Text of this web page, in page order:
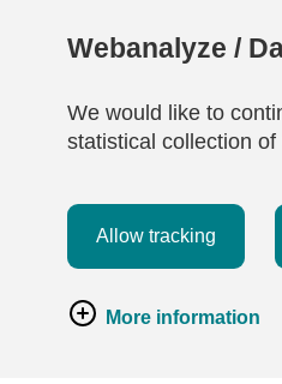
Webanalyze /
We would like to
statistical collection
Allow tracking
More information